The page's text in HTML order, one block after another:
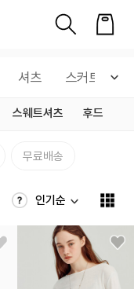
셔츠 스커트
스웨트셔츠 후드
무료배송
인기순